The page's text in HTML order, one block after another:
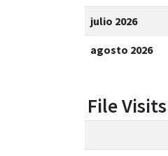
julio 2026
agosto 2026
File Visits